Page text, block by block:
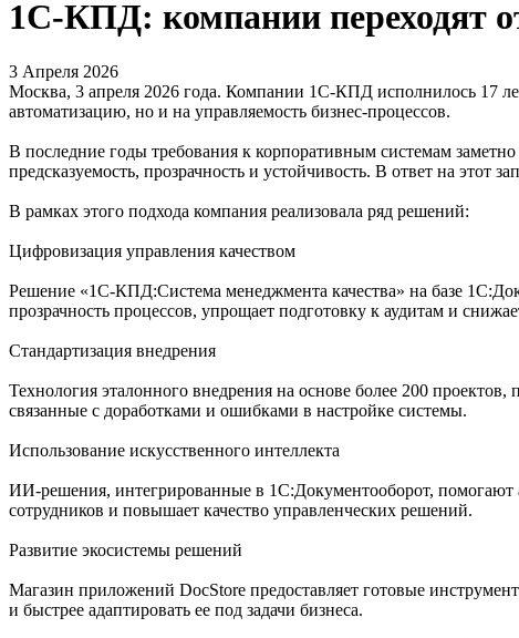
1С-КПД: компании переходят
3 Апреля 2026
Москва, 3 апреля 2026 года. Компании 1С-КПД исполнилось 17
автоматизацию, но и на управляемость бизнес-процессов.
В последние годы требования к корпоративным системам
предсказуемость, прозрачность и устойчивость. В ответ на
В рамках этого подхода компания реализовала ряд решений:
Цифровизация управления качеством
Решение «1С-КПД:Система менеджмента качества» на базе
прозрачность процессов, упрощает подготовку к аудитам и
Стандартизация внедрения
Технология эталонного внедрения на основе более 200 проектов,
связанные с доработками и ошибками в настройке системы.
Использование искусственного интеллекта
ИИ-решения, интегрированные в 1С:Документооборот, помогают
сотрудников и повышает качество управленческих решений.
Развитие экосистемы решений
Магазин приложений DocStore предоставляет готовые
и быстрее адаптировать ее под задачи бизнеса.